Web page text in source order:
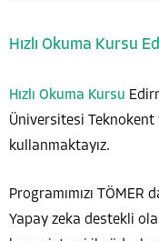
Hızlı Okuma Kursu
Hızlı Okuma Kursu
Üniversitesi
kullanmaktayız.
Programımızı
Yapay zeka destekli